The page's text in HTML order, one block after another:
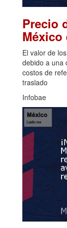
Precio
México
El valor de
debido a una
costos de
traslado
Infobae